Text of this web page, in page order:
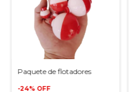
Paquete de flotadores
-24% OFF